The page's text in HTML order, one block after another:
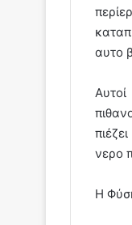
αυτο
νερο
Η